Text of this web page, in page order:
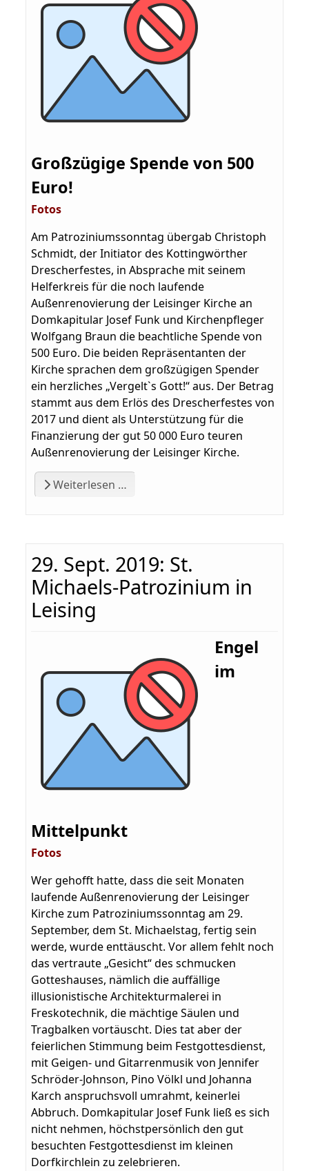
Großzügige Spende von 500
Euro!
Fotos
Am Patroziniumssonntag übergab Christoph
Schmidt, der Initiator des Kottingwörther
Drescherfestes, in Absprache mit seinem
Helferkreis für die noch laufende
Außenrenovierung der Leisinger Kirche an
Domkapitular Josef Funk und Kirchenpfleger
Wolfgang Braun die beachtliche Spende von
500 Euro. Die beiden Repräsentanten der
Kirche sprachen dem großzügigen Spender
ein herzliches „Vergelt`s Gott!“ aus. Der Betrag
stammt aus dem Erlös des Drescherfestes von
2017 und dient als Unterstützung für die
Finanzierung der gut 50 000 Euro teuren
Außenrenovierung der Leisinger Kirche.
Weiterlesen …
29. Sept. 2019: St.
Michaels-Patrozinium in
Leising
Engel
im
Mittelpunkt
Fotos
Wer gehofft hatte, dass die seit Monaten
laufende Außenrenovierung der Leisinger
Kirche zum Patroziniumssonntag am 29.
September, dem St. Michaelstag, fertig sein
werde, wurde enttäuscht. Vor allem fehlt noch
das vertraute „Gesicht“ des schmucken
Gotteshauses, nämlich die auffällige
illusionistische Architekturmalerei in
Freskotechnik, die mächtige Säulen und
Tragbalken vortäuscht. Dies tat aber der
feierlichen Stimmung beim Festgottesdienst,
mit Geigen- und Gitarrenmusik von Jennifer
Schröder-Johnson, Pino Völkl und Johanna
Karch anspruchsvoll umrahmt, keinerlei
Abbruch. Domkapitular Josef Funk ließ es sich
nicht nehmen, höchstpersönlich den gut
besuchten Festgottesdienst im kleinen
Dorfkirchlein zu zelebrieren.